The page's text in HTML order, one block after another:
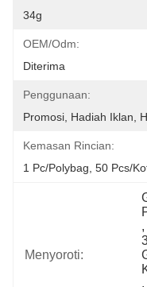
34g
OEM/odm:
Diterima
Penggunaan:
Promosi, Hadiah Iklan,
Kemasan Rincian:
1 Pc/polybag, 50 Pcs/
Menyoroti:
,
,